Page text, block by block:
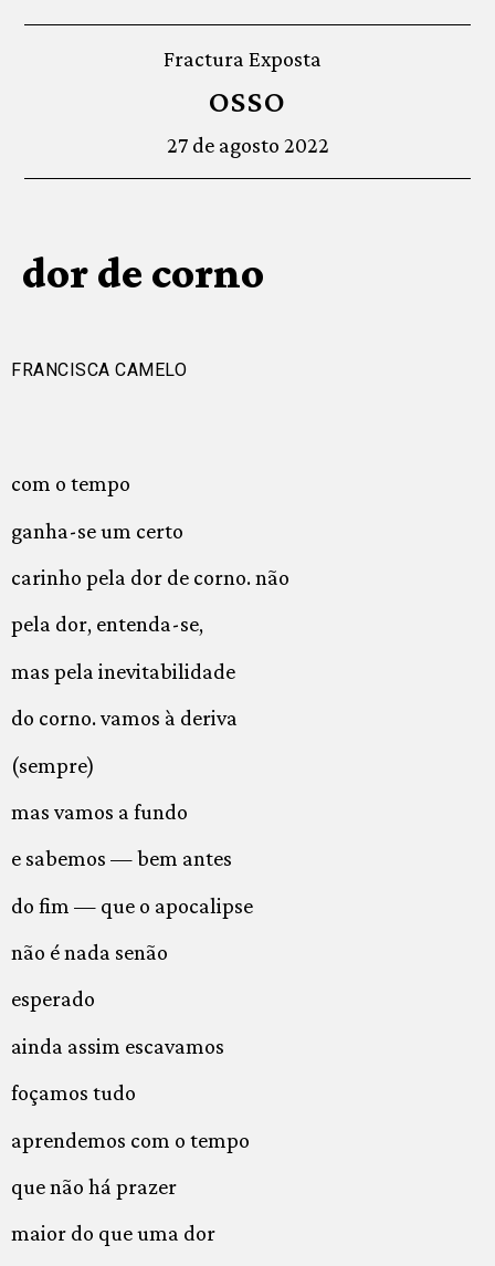
Fractura Exposta
OSSO
27 de agosto 2022
dor de corno
FRANCISCA CAMELO
com o tempo
ganha-se um certo
carinho pela dor de corno. não
pela dor, entenda-se,
mas pela inevitabilidade
do corno. vamos à deriva
(sempre)
mas vamos a fundo
e sabemos — bem antes
do fim — que o apocalipse
não é nada senão
esperado
ainda assim escavamos
foçamos tudo
aprendemos com o tempo
que não há prazer
maior do que uma dor